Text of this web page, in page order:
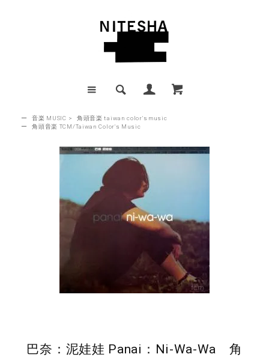
ー 音楽 MUSIC >
角頭音楽 taiwan color's music
ー
角頭音楽 TCM/Taiwan Color's Music
巴奈：泥娃娃 Panai：Ni-Wa-Wa 角